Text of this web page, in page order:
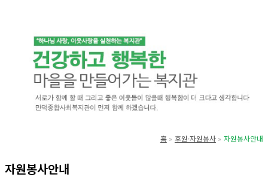
홈 후원·자원봉사 자원봉사안내
자원봉사안내